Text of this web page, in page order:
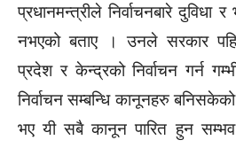
प्रधानमन्त्रीले निर्वाचनबारे दुविधा
नभएको बताए । उनले सरकार
प्रदेश र केन्द्रको निर्वाचन गर्न
निर्वाचन सम्बन्धि कानूनहरु
भए यी सबै कानून पारित हुन